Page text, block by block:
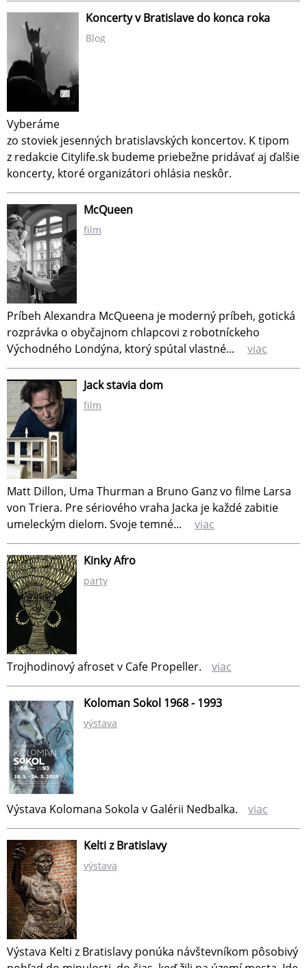
Koncerty v Bratislave do konca roka
Blog
Vyberáme
zo stoviek jesenných bratislavských koncertov. K tipom
z redakcie Citylife.sk budeme priebežne pridávať aj ďalšie
koncerty, ktoré organizátori ohlásia neskôr.
McQueen
film
Príbeh Alexandra McQueena je moderný príbeh, gotická
rozprávka o obyčajnom chlapcovi z robotníckeho
Východného Londýna, ktorý spútal vlastné...
viac
Jack stavia dom
film
Matt Dillon, Uma Thurman a Bruno Ganz vo filme Larsa
von Triera. Pre sériového vraha Jacka je každé zabitie
umeleckým dielom. Svoje temné...
viac
Kinky Afro
party
Trojhodinový afroset v Cafe Propeller. viac
Koloman Sokol 1968 - 1993
výstava
Výstava Kolomana Sokola v Galérii Nedbalka. viac
Kelti z Bratislavy
výstava
Výstava Kelti z Bratislavy ponúka návštevníkom pôsobivý